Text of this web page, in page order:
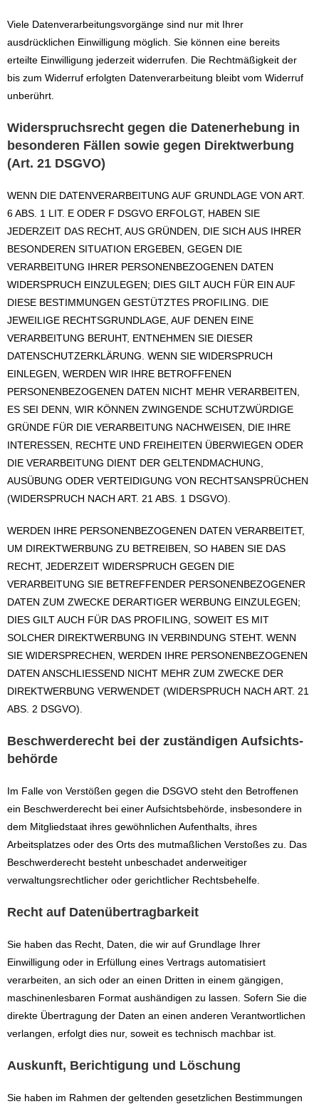
Viele Datenverarbeitungsvorgänge sind nur mit Ihrer
ausdrücklichen Einwilligung möglich. Sie können eine bereits
erteilte Einwilligung jederzeit widerrufen. Die Rechtmäßigkeit der
bis zum Widerruf erfolgten Datenverarbeitung bleibt vom Widerruf
unberührt.
Widerspruchsrecht gegen die Datenerhebung in
besonderen Fällen sowie gegen Direktwerbung
(Art. 21 DSGVO)
WENN DIE DATENVERARBEITUNG AUF GRUNDLAGE VON ART.
6 ABS. 1 LIT. E ODER F DSGVO ERFOLGT, HABEN SIE
JEDERZEIT DAS RECHT, AUS GRÜNDEN, DIE SICH AUS IHRER
BESONDEREN SITUATION ERGEBEN, GEGEN DIE
VERARBEITUNG IHRER PERSONENBEZOGENEN DATEN
WIDERSPRUCH EINZULEGEN; DIES GILT AUCH FÜR EIN AUF
DIESE BESTIMMUNGEN GESTÜTZTES PROFILING. DIE
JEWEILIGE RECHTSGRUNDLAGE, AUF DENEN EINE
VERARBEITUNG BERUHT, ENTNEHMEN SIE DIESER
DATENSCHUTZERKLÄRUNG. WENN SIE WIDERSPRUCH
EINLEGEN, WERDEN WIR IHRE BETROFFENEN
PERSONENBEZOGENEN DATEN NICHT MEHR VERARBEITEN,
ES SEI DENN, WIR KÖNNEN ZWINGENDE SCHUTZWÜRDIGE
GRÜNDE FÜR DIE VERARBEITUNG NACHWEISEN, DIE IHRE
INTERESSEN, RECHTE UND FREIHEITEN ÜBERWIEGEN ODER
DIE VERARBEITUNG DIENT DER GELTENDMACHUNG,
AUSÜBUNG ODER VERTEIDIGUNG VON RECHTSANSPRÜCHEN
(WIDERSPRUCH NACH ART. 21 ABS. 1 DSGVO).
WERDEN IHRE PERSONENBEZOGENEN DATEN VERARBEITET,
UM DIREKTWERBUNG ZU BETREIBEN, SO HABEN SIE DAS
RECHT, JEDERZEIT WIDERSPRUCH GEGEN DIE
VERARBEITUNG SIE BETREFFENDER PERSONENBEZOGENER
DATEN ZUM ZWECKE DERARTIGER WERBUNG EINZULEGEN;
DIES GILT AUCH FÜR DAS PROFILING, SOWEIT ES MIT
SOLCHER DIREKTWERBUNG IN VERBINDUNG STEHT. WENN
SIE WIDERSPRECHEN, WERDEN IHRE PERSONENBEZOGENEN
DATEN ANSCHLIESSEND NICHT MEHR ZUM ZWECKE DER
DIREKTWERBUNG VERWENDET (WIDERSPRUCH NACH ART. 21
ABS. 2 DSGVO).
Beschwerde­recht bei der zuständigen Aufsichts­
behörde
Im Falle von Verstößen gegen die DSGVO steht den Betroffenen
ein Beschwerderecht bei einer Aufsichtsbehörde, insbesondere in
dem Mitgliedstaat ihres gewöhnlichen Aufenthalts, ihres
Arbeitsplatzes oder des Orts des mutmaßlichen Verstoßes zu. Das
Beschwerderecht besteht unbeschadet anderweitiger
verwaltungsrechtlicher oder gerichtlicher Rechtsbehelfe.
Recht auf Daten­übertrag­barkeit
Sie haben das Recht, Daten, die wir auf Grundlage Ihrer
Einwilligung oder in Erfüllung eines Vertrags automatisiert
verarbeiten, an sich oder an einen Dritten in einem gängigen,
maschinenlesbaren Format aushändigen zu lassen. Sofern Sie die
direkte Übertragung der Daten an einen anderen Verantwortlichen
verlangen, erfolgt dies nur, soweit es technisch machbar ist.
Auskunft, Berichtigung und Löschung
Sie haben im Rahmen der geltenden gesetzlichen Bestimmungen